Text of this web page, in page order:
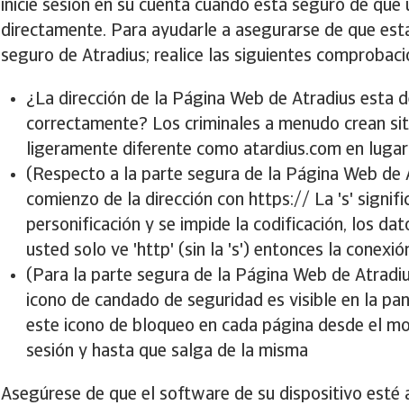
inicie sesión en su cuenta cuando está seguro de
directamente. Para ayudarle a asegurarse de que
seguro de Atradius; realice las siguientes
¿La dirección de la Página Web de Atradius esta
correctamente? Los criminales a menudo crean
ligeramente diferente como atardius.com en
(Respecto a la parte segura de la Página Web de
comienzo de la dirección con https:// La 's'
personificación y se impide la codificación, los
usted solo ve 'http' (sin la 's') entonces la
(Para la parte segura de la Página Web de
icono de candado de seguridad es visible en la
este icono de bloqueo en cada página desde el
sesión y hasta que salga de la misma
Asegúrese de que el software de su dispositivo esté